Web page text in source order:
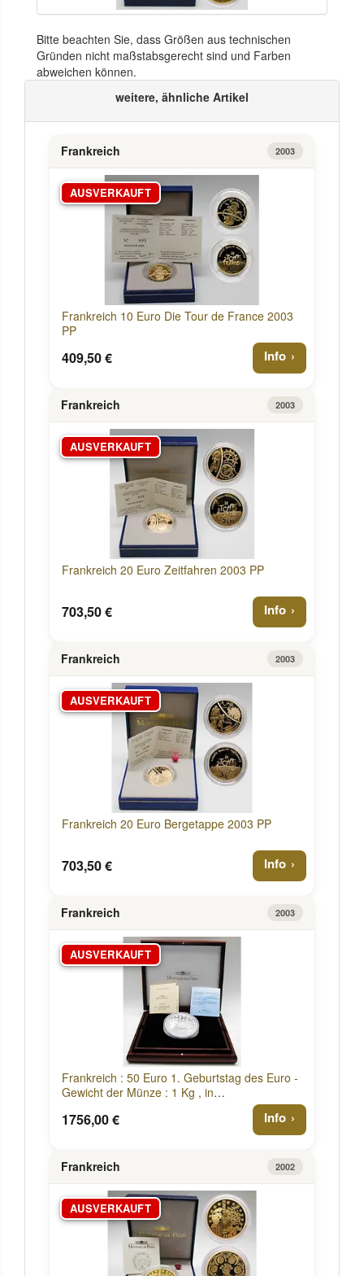
Bitte beachten Sie, dass Größen aus technischen
Gründen nicht maßstabsgerecht sind und Farben
abweichen können.
weitere, ähnliche Artikel
Frankreich 2003
AUSVERKAUFT
Frankreich 10 Euro Die Tour de France 2003
PP
409,50 € Info
Frankreich 2003
AUSVERKAUFT
Frankreich 20 Euro Zeitfahren 2003 PP
703,50 € Info
Frankreich 2003
AUSVERKAUFT
Frankreich 20 Euro Bergetappe 2003 PP
703,50 € Info
Frankreich 2003
AUSVERKAUFT
Frankreich : 50 Euro 1. Geburtstag des Euro -
Gewicht der Münze : 1 Kg , in
Originalholzkassette mit Zertifikat 2003 PP
1756,00 € Info
Frankreich 2002
AUSVERKAUFT